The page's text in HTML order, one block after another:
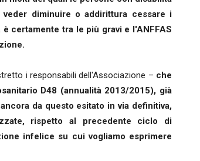
diminuire o addirittura cessare i
certamente tra le più gravi e l'ANFFAS
i responsabili dell'Associazione – che
D48 (annualità 2013/2015), già
da questo esitato in via definitiva,
rispetto al precedente ciclo di
infelice su cui vogliamo esprimere